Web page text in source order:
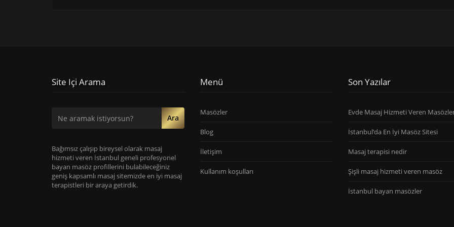
Site Içi Arama
Ara
Bağımsız çalışıp bireysel olarak masaj
hizmeti veren İstanbul geneli profesyonel
bayan masöz profillerini bulabileceğiniz
geniş kapsamlı masaj sitemizde en iyi masaj
terapistleri bir araya getirdik.
Menü
Masözler
Blog
İletişim
Kullanım koşulları
Son Yazılar
Evde Masaj Hizmeti Veren
İstanbul’da En İyi Masöz Sitesi
Masaj terapisi nedir
Şişli masaj hizmeti veren masöz
İstanbul bayan masözler